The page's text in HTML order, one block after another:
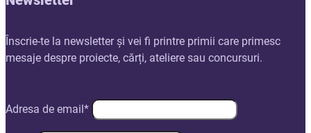
Înscrie-te la newsletter și vei fi printre primii care primesc
mesaje despre proiecte, cărți, ateliere sau concursuri.
Adresa de email*